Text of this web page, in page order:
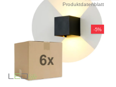
Produktdatenblatt
-5%